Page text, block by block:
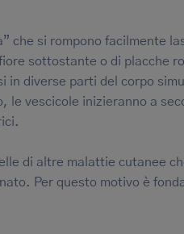
che si rompono facilmente
sottostante o di placche
in diverse parti del corpo
vescicole inizieranno a
di altre malattie cutanee
Per questo motivo è